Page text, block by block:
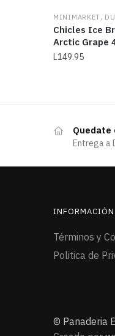
MINIMARKET,
Chicles Ice
Arctic Grape
L149.95
Quedate
Entrega a
INFORMACIÓN
Términos y
Politica de
© Panaderia